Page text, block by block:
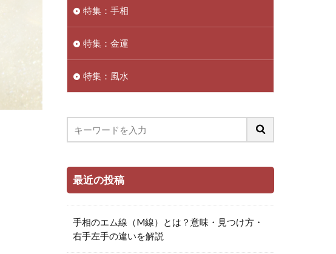
特集：手相
特集：金運
特集：風水
最近の投稿
手相のエム線（M線）とは？意味・見つけ方・
右手左手の違いを解説